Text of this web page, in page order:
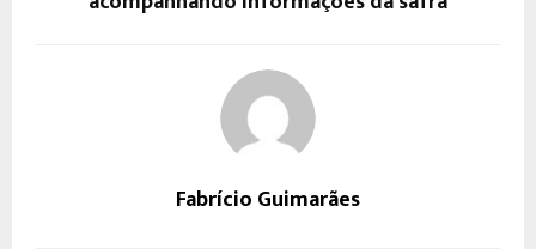
Fabrício Guimarães